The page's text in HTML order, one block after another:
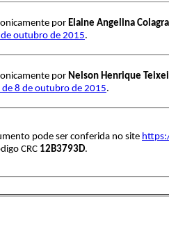
por Elaine Angelina
outubro de 2015.
por Nelson Henrique
de 8 de outubro de 2015.
pode ser conferida no site
CRC 12B3793D.